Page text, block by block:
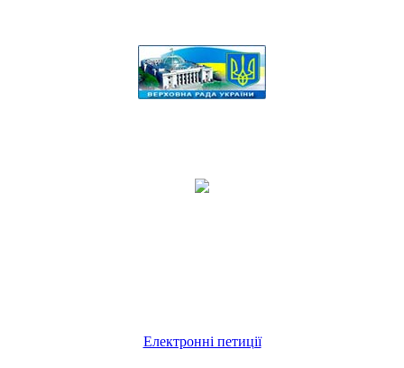
Електронні петиції